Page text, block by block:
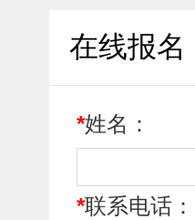
在线报名
*姓名：
*联系电话：